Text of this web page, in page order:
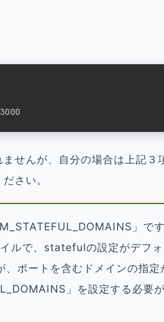
せんが、自分の場合は上記３
さい。
」です
ルで、statefulの設定がデフォ
ポートを含むドメインの指定
」を設定する必要